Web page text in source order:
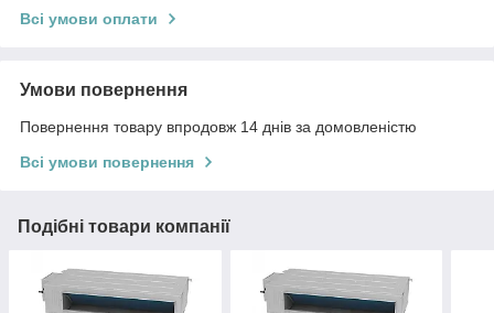
Всі умови оплати
Умови повернення
Повернення товару впродовж 14 днів за домовленістю
Всі умови повернення
Подібні товари компанії